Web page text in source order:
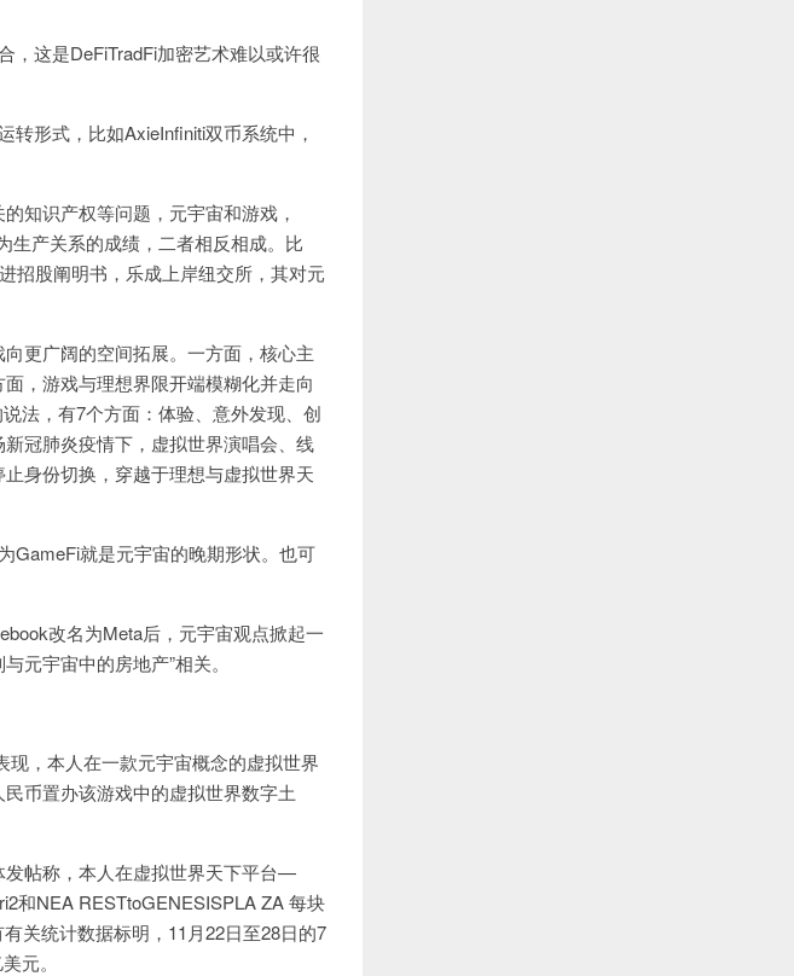
，这是DeFiTradFi加密艺术难以或许很
转形式，比如AxieInfiniti双币系统中，
知识产权等问题，元宇宙和游戏，
生产关系的成绩，二者相反相成。比
招股阐明书，乐成上岸纽交所，其对元
更广阔的空间拓展。一方面，核心主
，游戏与理想界限开端模糊化并走向
法，有7个方面：体验、意外发现、创
冠肺炎疫情下，虚拟世界演唱会、线
身份切换，穿越于理想与虚拟世界天
GameFi就是元宇宙的晚期形状。也可
改名为Meta后，元宇宙观点掀起一
元宇宙中的房地产”相关。
，本人在一款元宇宙概念的虚拟世界
币置办该游戏中的虚拟世界数字土
发帖称，本人在虚拟世界天下平台—
和NEA RESTtoGENESISPLA ZA 每块
关统计数据标明，11月22日至28日的7
元。